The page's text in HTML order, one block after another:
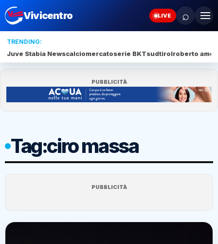
Vivicentro LIVE ⌕
TRENDING:
Juve Stabia Newscalciomercatoserie BKTsudtirolroberto
PUBBLICITÀ
Tag:ciro massa
PUBBLICITÀ